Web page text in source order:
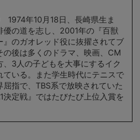
1974年10月18日、長崎県生ま
優の道を志し、2001年の『百獣
』のガオレッド役に抜擢されてブ
の後は多くのドラマ、映画、CM
、3人の子どもを大事にするイク
ている。また学生時代にテニスで
指で、TBS系で放映されていた
決定戦』ではたびたび上位入賞を